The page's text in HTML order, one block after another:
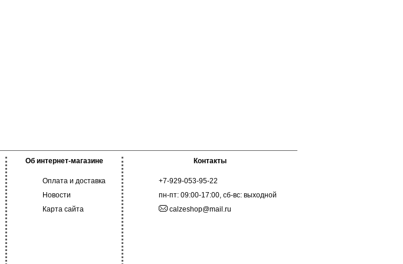
Об интернет-магазине
Оплата и доставка
Новости
Карта сайта
Контакты
+7-929-053-95-22
пн-пт: 09:00-17:00, сб-вс: выходной
calzeshop@mail.ru